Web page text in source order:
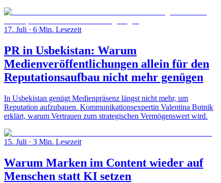
17. Juli · 6 Min. Lesezeit
PR in Usbekistan: Warum
Medienveröffentlichungen allein für den
Reputationsaufbau nicht mehr genügen
In Usbekistan genügt Medienpräsenz längst nicht mehr, um
Reputation aufzubauen. Kommunikationsexpertin Valentina Butnik
erklärt, warum Vertrauen zum strategischen Vermögenswert wird.
15. Juli · 3 Min. Lesezeit
Warum Marken im Content wieder auf
Menschen statt KI setzen